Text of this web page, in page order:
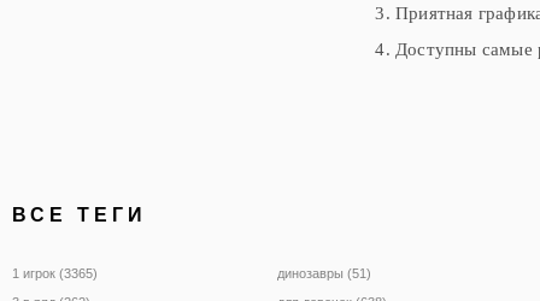
Приятная
Доступны самые
ВСЕ ТЕГИ
1 игрок (3365)
динозавры (51)